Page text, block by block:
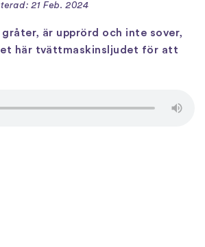
21 Feb. 2024
gråter, är upprörd och inte sover,
här tvättmaskinsljudet för att